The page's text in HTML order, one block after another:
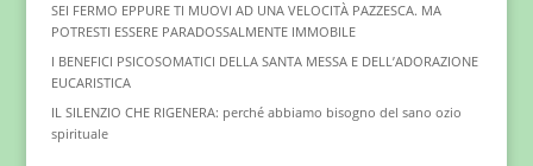
SEI FERMO EPPURE TI MUOVI AD UNA VELOCITÀ PAZZESCA. MA
POTRESTI ESSERE PARADOSSALMENTE IMMOBILE
I BENEFICI PSICOSOMATICI DELLA SANTA MESSA E DELL’ADORAZIONE
EUCARISTICA
IL SILENZIO CHE RIGENERA: perché abbiamo bisogno del sano ozio
spirituale